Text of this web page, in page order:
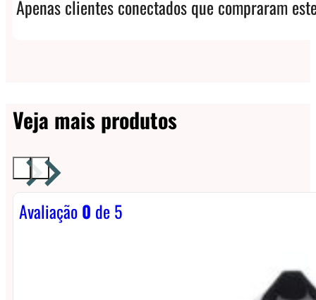
Apenas clientes conectados que compraram
Veja mais produtos
Avaliação0 de 5